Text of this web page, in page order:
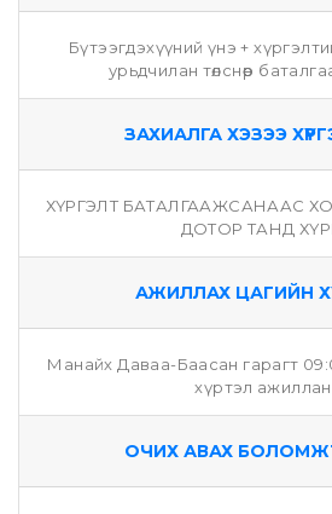
Бүтээгдэхүүний үнэ +
урьдчилан төлснөөр
ЗАХИАЛГА ХЭЗЭЭ
ХҮРГЭЛТ БАТАЛГААЖСАНААС
ДОТОР ТАНД
АЖИЛЛАХ ЦАГИЙН
Манайх Даваа-Баасан гарагт
хүртэл
ОЧИХ АВАХ